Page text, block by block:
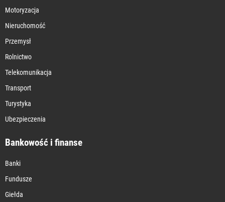
Motoryzacja
Nieruchomość
Przemysł
Rolnictwo
Telekomunikacja
Transport
Turystyka
Ubezpieczenia
Bankowość i finanse
Banki
Fundusze
Giełda